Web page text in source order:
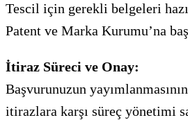
Tescil için gerekli belgeleri
Patent ve Marka Kurumu’na
İtiraz Süreci ve Onay:
Başvurunuzun
itirazlara karşı süreç yönetimi